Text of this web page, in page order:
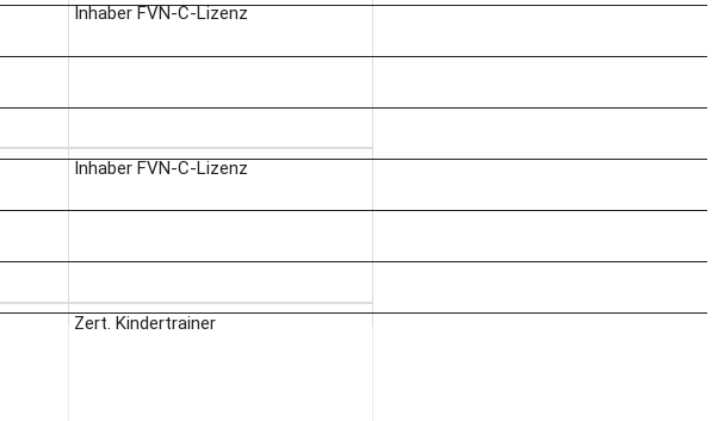
Inhaber FVN-C-Lizenz
Inhaber FVN-C-Lizenz
Zert. Kindertrainer